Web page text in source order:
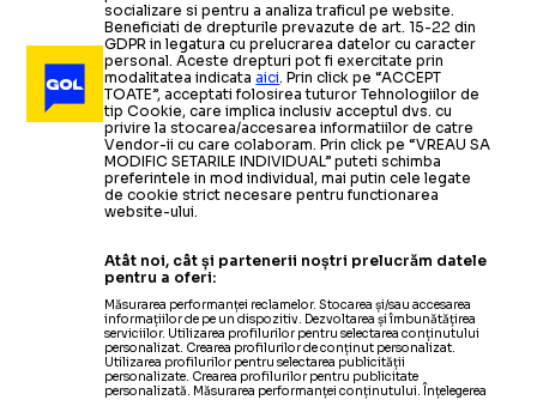
socializare si pentru a analiza traficul pe website.
Beneficiati de drepturile prevazute de art. 15-22 din
GDPR in legatura cu prelucrarea datelor cu caracter
personal. Aceste drepturi pot fi exercitate prin
modalitatea indicataaici. Prin click pe “ACCEPT
TOATE”, acceptati folosirea tuturor Tehnologiilor de
tip Cookie, care implica inclusiv acceptul dvs. cu
privire la stocarea/accesarea informatiilor de catre
Vendor-ii cu care colaboram. Prin click pe “VREAU SA
MODIFIC SETARILE INDIVIDUAL” puteti schimba
preferintele in mod individual, mai putin cele legate
de cookie strict necesare pentru functionarea
website-ului.
Atât noi, cât și partenerii noștri prelucrăm datele
pentru a oferi:
Măsurarea performanței reclamelor. Stocarea și/sau accesarea
informațiilor de pe un dispozitiv. Dezvoltarea și îmbunătățirea
serviciilor. Utilizarea profilurilor pentru selectarea conținutului
personalizat. Crearea profilurilor de conținut personalizat.
Utilizarea profilurilor pentru selectarea publicității
personalizate. Crearea profilurilor pentru publicitate
personalizată. Măsurarea performanței conținutului. Înțelegerea